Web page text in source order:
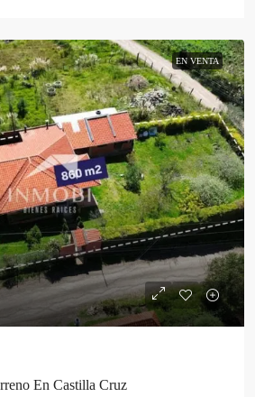
EN VENTA
En Castilla Cruz